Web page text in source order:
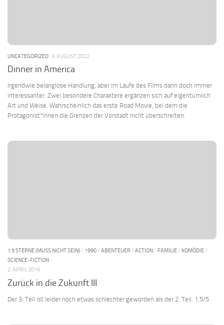
UNCATEGORIZED 3. AUGUST 2022
Dinner in America
Irgendwie belanglose Handlung, aber im Laufe des Films dann doch immer
interessanter. Zwei besondere Charaktere ergänzen sich auf eigentümlich
Art und Weise. Wahrscheinlich das erste Road Movie, bei dem die
Protagonist*innen die Grenzen der Vorstadt nicht überschreiten.
1.5 STERNE (MUSS NICHT SEIN)/ 1990/ ABENTEUER / ACTION/ FAMILIE/ KOMÖDIE/
SCIENCE-FICTION
2. APRIL 2016
Zurück in die Zukunft III
Der 3. Teil ist leider noch etwas schlechter geworden als der 2. Teil. 1,5/5